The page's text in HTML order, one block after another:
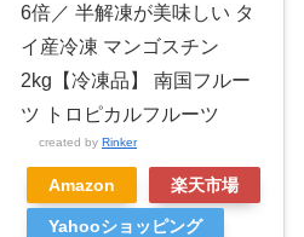
6倍／ 半解凍が美味しい タ
イ産冷凍 マンゴスチン
2kg【冷凍品】 南国フルー
ツ トロピカルフルーツ
created by Rinker
Amazon 楽天市場
Yahooショッピング